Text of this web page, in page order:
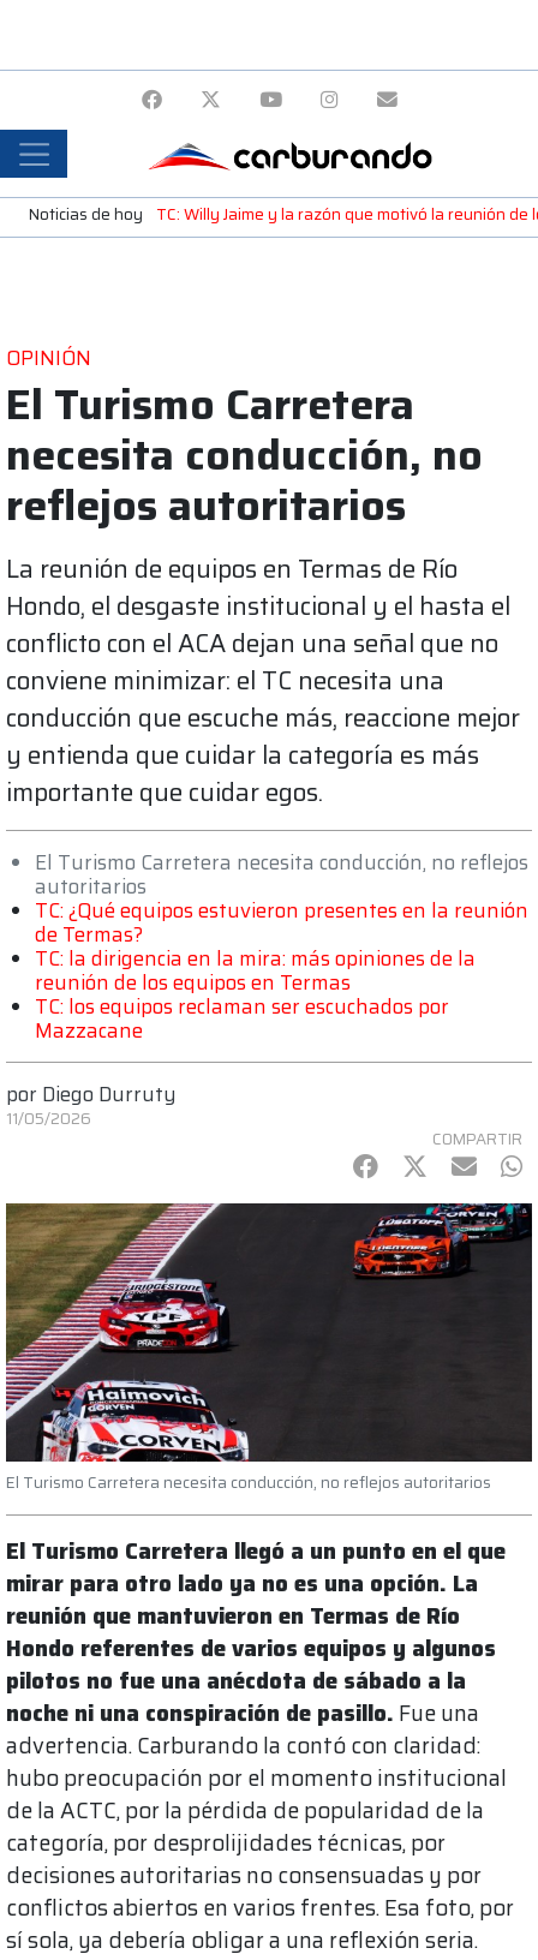
Noticias de hoy TC: Willy Jaime y la razón que motivó la reunión
OPINIÓN
El Turismo Carretera
necesita conducción, no
reflejos autoritarios
La reunión de equipos en Termas de Río
Hondo, el desgaste institucional y el hasta el
conflicto con el ACA dejan una señal que no
conviene minimizar: el TC necesita una
conducción que escuche más, reaccione mejor
y entienda que cuidar la categoría es más
importante que cuidar egos.
El Turismo Carretera necesita conducción, no reflejos
autoritarios
TC: ¿Qué equipos estuvieron presentes en la reunión
de Termas?
TC: la dirigencia en la mira: más opiniones de la
reunión de los equipos en Termas
TC: los equipos reclaman ser escuchados por
Mazzacane
por Diego Durruty
11/05/2026
COMPARTIR
Facebook
Twitter
mail
El Turismo Carretera necesita conducción, no reflejos autoritarios
El Turismo Carretera llegó a un punto en el que
mirar para otro lado ya no es una opción. La
reunión que mantuvieron en Termas de Río
Hondo referentes de varios equipos y algunos
pilotos no fue una anécdota de sábado a la
noche ni una conspiración de pasillo. Fue una
advertencia. Carburando la contó con claridad:
hubo preocupación por el momento institucional
de la ACTC, por la pérdida de popularidad de la
categoría, por desprolijidades técnicas, por
decisiones autoritarias no consensuadas y por
conflictos abiertos en varios frentes. Esa foto, por
sí sola, ya debería obligar a una reflexión seria.